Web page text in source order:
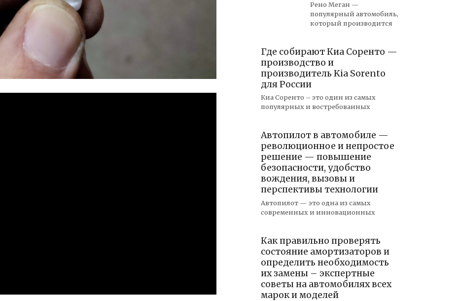
Рено Меган —
популярный автомобиль,
который производится
Где собирают Киа Соренто —
производство и
производитель Kia Sorento
для России
Киа Соренто – это один из самых
популярных и востребованных
Автопилот в автомобиле —
революционное и непростое
решение — повышение
безопасности, удобство
вождения, вызовы и
перспективы технологии
Автопилот — это одна из самых
современных и инновационных
Как правильно проверять
состояние амортизаторов и
определить необходимость
их замены – экспертные
советы на автомобилях всех
марок и моделей